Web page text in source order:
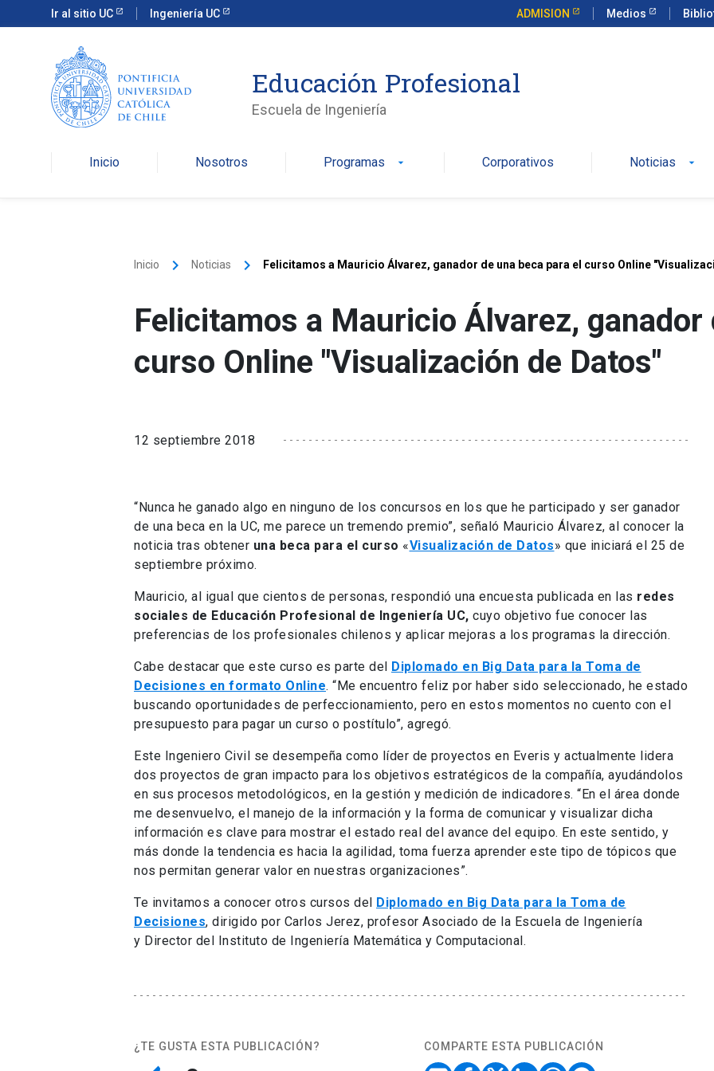
Ir al sitio UC Ingeniería UC ADMISION Medios
Educación Profesional
Escuela de Ingeniería
Inicio Nosotros Programas arrow_drop_down Corporativos Noticias arrow_drop_down
Inicio keyboard_arrow_right Noticias keyboard_arrow_right Felicitamos a Mauricio Álvarez, ganador de una beca para el curso Online
Felicitamos a Mauricio Álvarez, ganador
curso Online "Visualización de Datos"
12 septiembre 2018
“Nunca he ganado algo en ninguno de los concursos en los que he participado y ser ganador
de una beca en la UC, me parece un tremendo premio”, señaló Mauricio Álvarez, al conocer la
noticia tras obtener una beca para el curso «Visualización de Datos» que iniciará el 25 de
septiembre próximo.
Mauricio, al igual que cientos de personas, respondió una encuesta publicada en las redes
sociales de Educación Profesional de Ingeniería UC, cuyo objetivo fue conocer las
preferencias de los profesionales chilenos y aplicar mejoras a los programas la dirección.
Cabe destacar que este curso es parte del Diplomado en Big Data para la Toma de
Decisiones en formato Online. “Me encuentro feliz por haber sido seleccionado, he estado
buscando oportunidades de perfeccionamiento, pero en estos momentos no cuento con el
presupuesto para pagar un curso o postítulo”, agregó.
Este Ingeniero Civil se desempeña como líder de proyectos en Everis y actualmente lidera
dos proyectos de gran impacto para los objetivos estratégicos de la compañía, ayudándolos
en sus procesos metodológicos, en la gestión y medición de indicadores. “En el área donde
me desenvuelvo, el manejo de la información y la forma de comunicar y visualizar dicha
información es clave para mostrar el estado real del avance del equipo. En este sentido, y
más donde la tendencia es hacia la agilidad, toma fuerza aprender este tipo de tópicos que
nos permitan generar valor en nuestras organizaciones”.
Te invitamos a conocer otros cursos del Diplomado en Big Data para la Toma de
Decisiones, dirigido por Carlos Jerez, profesor Asociado de la Escuela de Ingeniería
y Director del Instituto de Ingeniería Matemática y Computacional.
¿TE GUSTA ESTA PUBLICACIÓN? COMPARTE ESTA PUBLICACIÓN